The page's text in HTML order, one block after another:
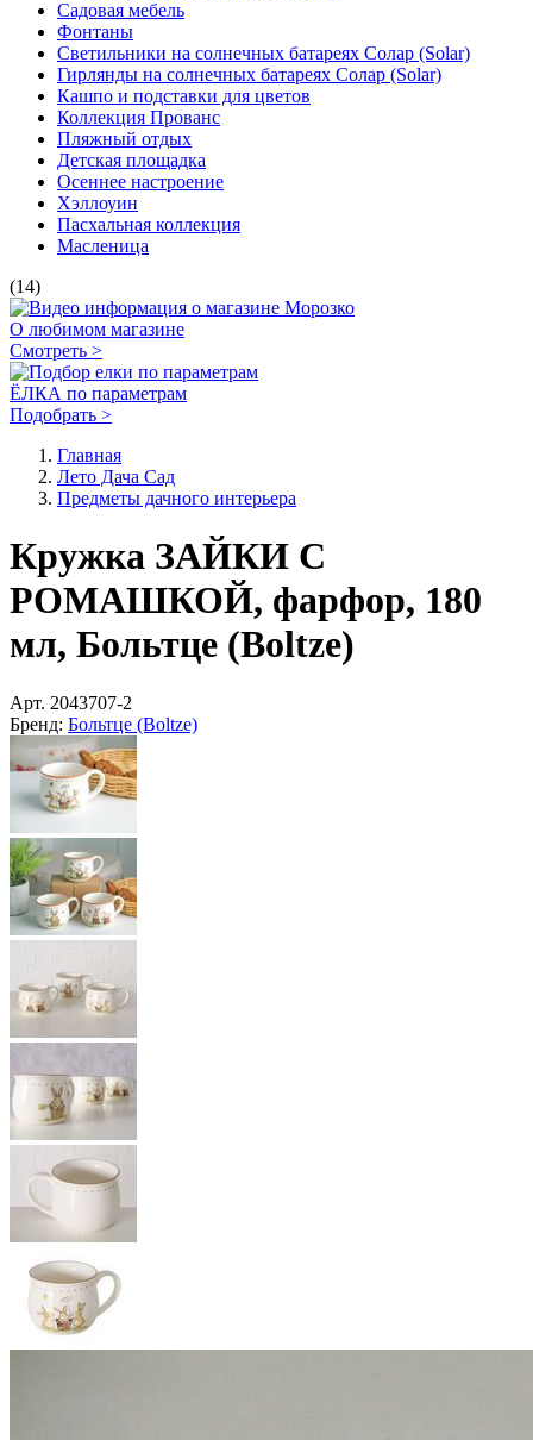
Садовая мебель
Фонтаны
Светильники на солнечных батареях Солар (Solar)
Гирлянды на солнечных батареях Солар (Solar)
Кашпо и подставки для цветов
Коллекция Прованс
Пляжный отдых
Детская площадка
Осеннее настроение
Хэллоуин
Пасхальная коллекция
Масленица
(14)
О любимом магазине
Смотреть >
ЁЛКА по параметрам
Подобрать >
Главная
Лето Дача Сад
Предметы дачного интерьера
Кружка ЗАЙКИ С
РОМАШКОЙ, фарфор, 180
мл, Больтце (Boltze)
Арт. 2043707-2
Бренд: Больтце (Boltze)